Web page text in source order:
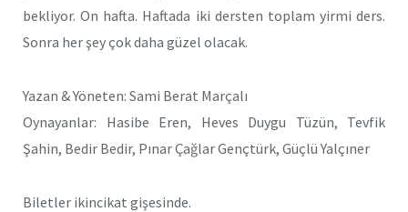
bekliyor. On hafta. Haftada iki dersten toplam yirmi ders.
Sonra her şey çok daha güzel olacak.
Yazan & Yöneten: Sami Berat Marçalı
Oynayanlar: Hasibe Eren, Heves Duygu Tüzün, Tevfik
Şahin, Bedir Bedir, Pınar Çağlar Gençtürk, Güçlü Yalçıner
Biletler ikincikat gişesinde.